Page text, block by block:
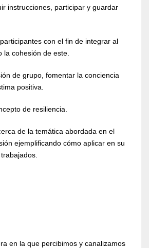
instrucciones, participar y guardar
con el fin de integrar al
la cohesión de este.
de grupo, fomentar la conciencia
positiva.
de resiliencia.
de la temática abordada en el
ejemplificando cómo aplicar en su
en la que percibimos y canalizamos